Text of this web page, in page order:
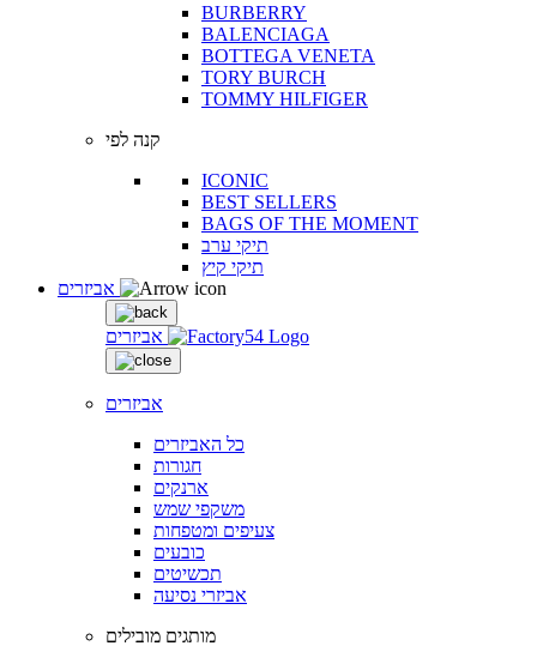
BURBERRY
BALENCIAGA
BOTTEGA VENETA
TORY BURCH
TOMMY HILFIGER
קנה לפי
ICONIC
BEST SELLERS
BAGS OF THE MOMENT
תיקי ערב
תיקי קיץ
אביזרים
אביזרים
כל האביזרים
חגורות
ארנקים
משקפי שמש
צעיפים ומטפחות
כובעים
תכשיטים
אביזרי נסיעה
מותגים מובילים